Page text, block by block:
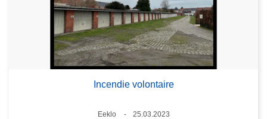
Incendie volontaire
Standort
Eeklo
25.03.2023